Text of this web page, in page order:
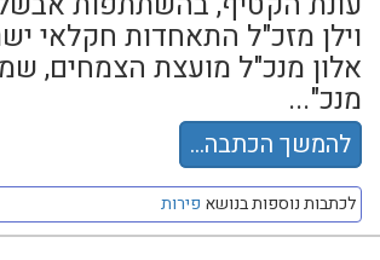
וילן מזכ"ל התאחדות חקלאי
אלון מנכ"ל מועצת הצמחים,
מנכ"...
להמשך הכתבה...
לכתבות נוספות בנושא פירות